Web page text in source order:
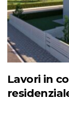
Lavori in